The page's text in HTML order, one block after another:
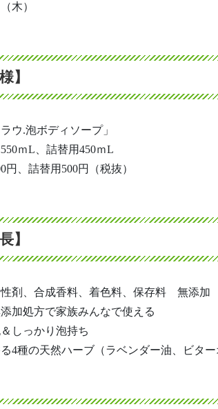
木）
】
ウ.泡ボディソープ」
ｍL、詰替用450ｍL
円、詰替用500円（税抜）
】
性剤、合成香料、着色料、保存料 無添加
添加処方で家族みんなで使える
しっかり泡持ち
る4種の天然ハーブ（ラベンダー油、ビタ